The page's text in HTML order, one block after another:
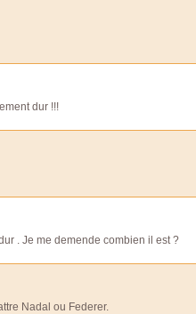
dur !!!
. Je me demende combien il est ?
Nadal ou Federer.